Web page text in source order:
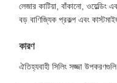
লেজার কাটিয়া, বাঁকানো, ওয়েল্ডিং
বড় বাণিজ্যিক প্রকল্প এবং
কারণ
ঐতিহ্যবাহী সিলিং সজ্জা